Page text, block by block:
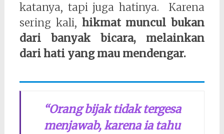
katanya, tapi juga hatinya. Karena
sering kali, hikmat muncul bukan
dari banyak bicara, melainkan
dari hati yang mau mendengar.
“Orang bijak tidak tergesa
menjawab,karena ia tahu